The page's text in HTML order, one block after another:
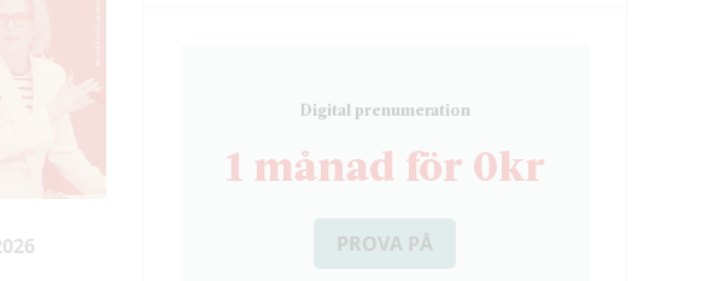
Digital prenumeration
1 månad för 0kr
PROVA PÅ